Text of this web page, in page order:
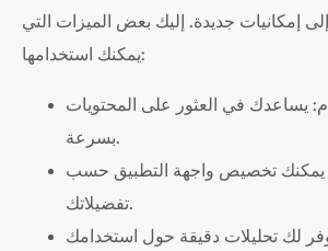
إمكانيات جديدة. إليك بعض الميزات التي
يمكنك استخدامها:
يساعدك في العثور على المحتويات
بسرعة.
تخصيص واجهة التطبيق حسب
تفضيلاتك.
لك تحليلات دقيقة حول استخدامك